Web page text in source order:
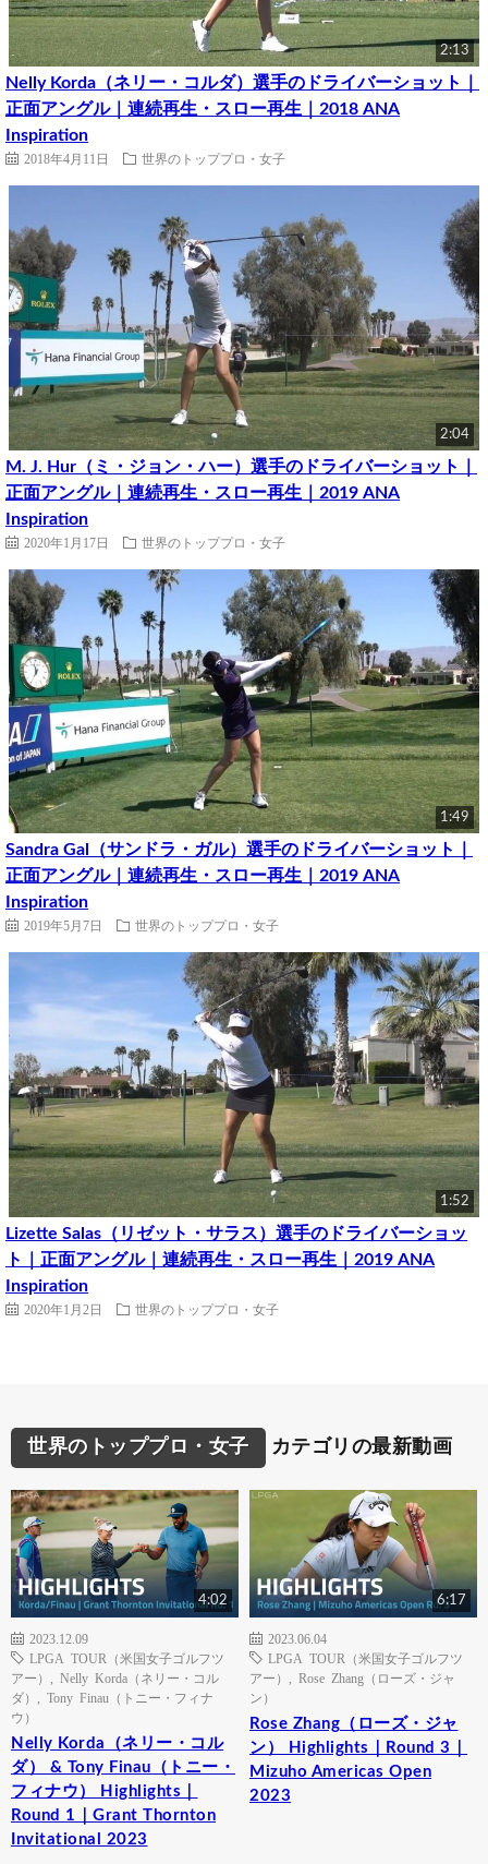
2:13
Nelly Korda（ネリー・コルダ）選手のドライバーショット｜
正面アングル｜連続再生・スロー再生｜2018 ANA
Inspiration
2018年4月11日 世界のトッププロ・女子
2:04
M. J. Hur（ミ・ジョン・ハー）選手のドライバーショット｜
正面アングル｜連続再生・スロー再生｜2019 ANA
Inspiration
2020年1月17日 世界のトッププロ・女子
1:49
Sandra Gal（サンドラ・ガル）選手のドライバーショット｜
正面アングル｜連続再生・スロー再生｜2019 ANA
Inspiration
2019年5月7日 世界のトッププロ・女子
1:52
Lizette Salas（リゼット・サラス）選手のドライバーショッ
ト｜正面アングル｜連続再生・スロー再生｜2019 ANA
Inspiration
2020年1月2日 世界のトッププロ・女子
世界のトッププロ・女子 カテゴリの最新動画
4:02
2023.12.09
LPGA TOUR（米国女子ゴルフツ
アー）
Nelly Korda（ネリー・コル
ダ）
Tony Finau（トニー・フィナ
ウ）
Nelly Korda（ネリー・コル
ダ） & Tony Finau（トニー・
フィナウ） Highlights｜
Round 1｜Grant Thornton
Invitational 2023
6:17
2023.06.04
LPGA TOUR（米国女子ゴルフツ
アー）
Rose Zhang（ローズ・ジャ
ン）
Rose Zhang（ローズ・ジャ
ン） Highlights｜Round 3｜
Mizuho Americas Open
2023